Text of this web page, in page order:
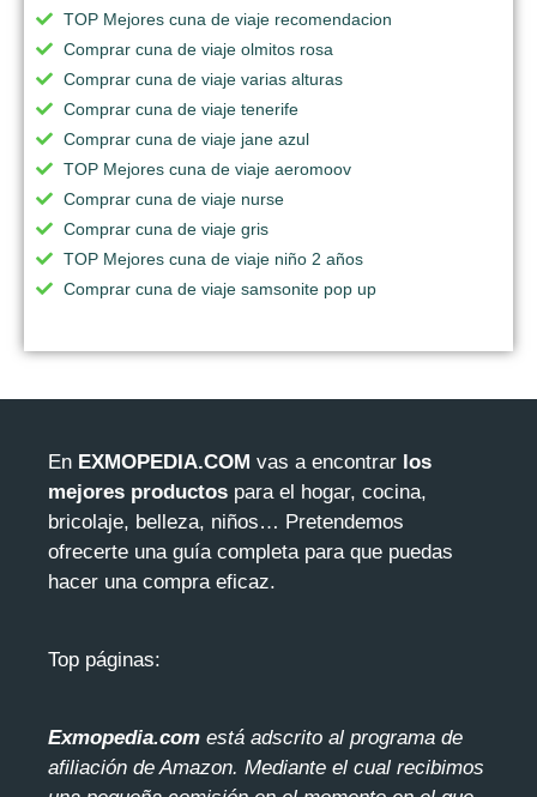
TOP Mejores cuna de viaje recomendacion
Comprar cuna de viaje olmitos rosa
Comprar cuna de viaje varias alturas
Comprar cuna de viaje tenerife
Comprar cuna de viaje jane azul
TOP Mejores cuna de viaje aeromoov
Comprar cuna de viaje nurse
Comprar cuna de viaje gris
TOP Mejores cuna de viaje niño 2 años
Comprar cuna de viaje samsonite pop up
En EXMOPEDIA.COM vas a encontrar los
mejores productos para el hogar, cocina,
bricolaje, belleza, niños… Pretendemos
ofrecerte una guía completa para que puedas
hacer una compra eficaz.
Top páginas:
Exmopedia.com está adscrito al programa de
afiliación de Amazon. Mediante el cual recibimos